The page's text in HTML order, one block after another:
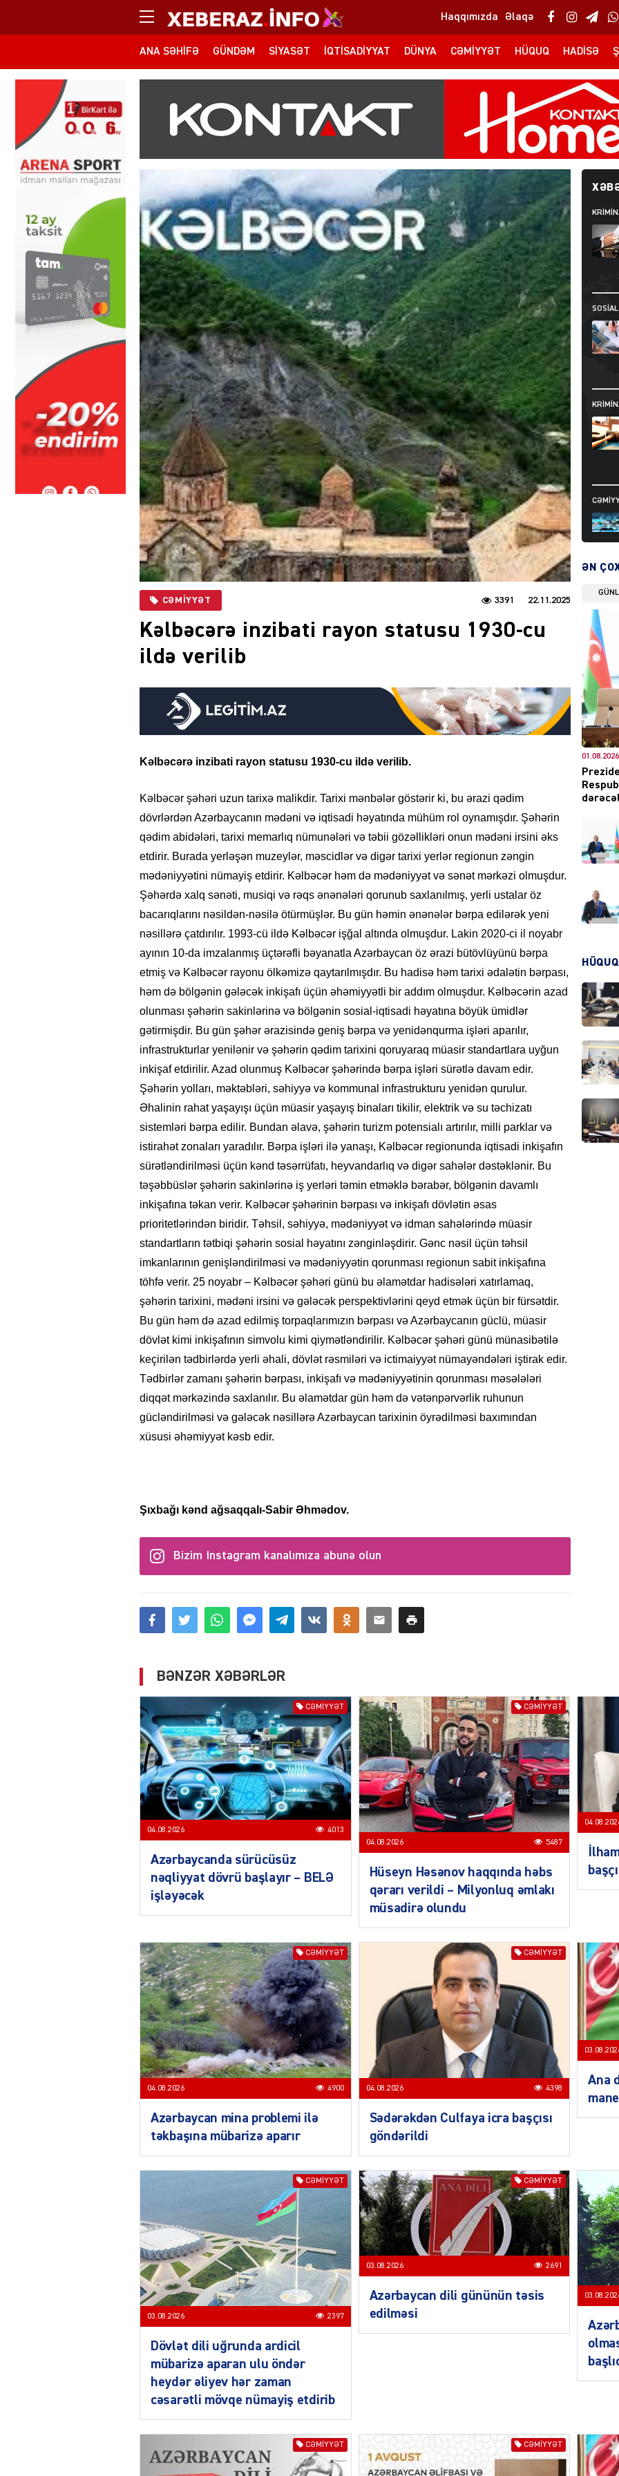
Haqqımızda Əlaqə
ANA SƏHIFƏ GÜNDƏM SIYASƏT İQTISADIYYAT DÜNYA CƏMIYYƏT HÜQUQ HADISƏ
CƏMIYYƏT 22.11.2025
3391
Kəlbəcərə inzibati rayon statusu 1930-cu
ildə verilib
Kəlbəcərə inzibati rayon statusu 1930-cu ildə verilib.
Kəlbəcər şəhəri uzun tarixə malikdir. Tarixi mənbələr göstərir ki, bu ərazi qədim
dövrlərdən Azərbaycanın mədəni və iqtisadi həyatında mühüm rol oynamışdır. Şəhərin
qədim abidələri, tarixi memarlıq nümunələri və təbii gözəllikləri onun mədəni irsini əks
etdirir. Burada yerləşən muzeylər, məscidlər və digər tarixi yerlər regionun zəngin
mədəniyyətini nümayiş etdirir. Kəlbəcər həm də mədəniyyət və sənət mərkəzi olmuşdur.
Şəhərdə xalq sənəti, musiqi və rəqs ənənələri qorunub saxlanılmış, yerli ustalar öz
bacarıqlarını nəsildən-nəsilə ötürmüşlər. Bu gün həmin ənənələr bərpa edilərək yeni
nəsillərə çatdırılır. 1993-cü ildə Kəlbəcər işğal altında olmuşdur. Lakin 2020-ci il noyabr
ayının 10-da imzalanmış üçtərəfli bəyanatla Azərbaycan öz ərazi bütövlüyünü bərpa
etmiş və Kəlbəcər rayonu ölkəmizə qaytarılmışdır. Bu hadisə həm tarixi ədalətin bərpası,
həm də bölgənin gələcək inkişafı üçün əhəmiyyətli bir addım olmuşdur. Kəlbəcərin azad
olunması şəhərin sakinlərinə və bölgənin sosial-iqtisadi həyatına böyük ümidlər
gətirmişdir. Bu gün şəhər ərazisində geniş bərpa və yenidənqurma işləri aparılır,
infrastrukturlar yenilənir və şəhərin qədim tarixini qoruyaraq müasir standartlara uyğun
inkişaf etdirilir. Azad olunmuş Kəlbəcər şəhərində bərpa işləri sürətlə davam edir.
Şəhərin yolları, məktəbləri, səhiyyə və kommunal infrastrukturu yenidən qurulur.
Əhalinin rahat yaşayışı üçün müasir yaşayış binaları tikilir, elektrik və su təchizatı
sistemləri bərpa edilir. Bundan əlavə, şəhərin turizm potensialı artırılır, milli parklar və
istirahət zonaları yaradılır. Bərpa işləri ilə yanaşı, Kəlbəcər regionunda iqtisadi inkişafın
sürətləndirilməsi üçün kənd təsərrüfatı, heyvandarlıq və digər sahələr dəstəklənir. Bu
təşəbbüslər şəhərin sakinlərinə iş yerləri təmin etməklə bərabər, bölgənin davamlı
inkişafına təkan verir. Kəlbəcər şəhərinin bərpası və inkişafı dövlətin əsas
prioritetlərindən biridir. Təhsil, səhiyyə, mədəniyyət və idman sahələrində müasir
standartların tətbiqi şəhərin sosial həyatını zənginləşdirir. Gənc nəsil üçün təhsil
imkanlarının genişləndirilməsi və mədəniyyətin qorunması regionun sabit inkişafına
töhfə verir. 25 noyabr – Kəlbəcər şəhəri günü bu əlamətdar hadisələri xatırlamaq,
şəhərin tarixini, mədəni irsini və gələcək perspektivlərini qeyd etmək üçün bir fürsətdir.
Bu gün həm də azad edilmiş torpaqlarımızın bərpası və Azərbaycanın güclü, müasir
dövlət kimi inkişafının simvolu kimi qiymətləndirilir. Kəlbəcər şəhəri günü münasibətilə
keçirilən tədbirlərdə yerli əhali, dövlət rəsmiləri və ictimaiyyət nümayəndələri iştirak edir.
Tədbirlər zamanı şəhərin bərpası, inkişafı və mədəniyyətinin qorunması məsələləri
diqqət mərkəzində saxlanılır. Bu əlamətdar gün həm də vətənpərvərlik ruhunun
gücləndirilməsi və gələcək nəsillərə Azərbaycan tarixinin öyrədilməsi baxımından
xüsusi əhəmiyyət kəsb edir.
Şıxbağı kənd ağsaqqalı-Sabir Əhmədov.
Bizim Instagram kanalımıza abunə olun
SOSIAL
DÜNYA
ŞOU-
ƏN
01.08.2026
HÜQUQ
BƏNZƏR XƏBƏRLƏR
CƏMIYYƏT
04.08.2026 4013
Azərbaycanda sürücüsüz
nəqliyyat dövrü başlayır – BELƏ
işləyəcək
CƏMIYYƏT
04.08.2026 5487
Hüseyn Həsənov haqqında həbs
qərarı verildi – Milyonluq əmlakı
müsadirə olundu
CƏMIYYƏT
04.08.2026 4900
Azərbaycan mina problemi ilə
təkbaşına mübarizə aparır
CƏMIYYƏT
04.08.2026 4398
Sədərəkdən Culfaya icra başçısı
göndərildi
Ana
CƏMIYYƏT
03.08.2026 2397
Dövlət dili uğrunda ardicil
mübarizə aparan ulu öndər
heydər əliyev hər zaman
cəsarətli mövqe nümayiş etdirib
CƏMIYYƏT
03.08.2026 2691
Azərbaycan dili gününün təsis
edilməsi
CƏMIYYƏT CƏMIYYƏT